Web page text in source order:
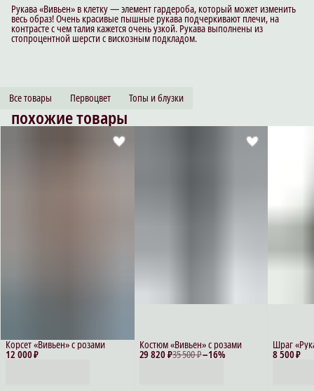
Рукава «Вивьен» в клетку — элемент гардероба, который может изменить
весь образ! Очень красивые пышные рукава подчеркивают плечи, на
контрасте с чем талия кажется очень узкой. Рукава выполнены из
стопроцентной шерсти с вискозным подкладом.
Все товары Первоцвет Топы и блузки
похожие товары
12 000 ₽
Корсет «Вивьен» с розами
29 820 ₽35 500 ₽−16%
Костюм «Вивьен» с розами
8 500 ₽
Шраг